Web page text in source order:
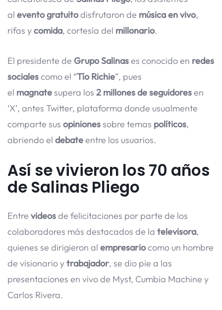
al evento gratuitodisfrutaron de música en vivo,
rifas ycomida, cortesía del millonario.
El presidente de Grupo Salinases conocido en redes
socialescomo el “Tío Richie”, pues
el magnatesupera los 2 millones de seguidoresen
‘X’, antes Twitter, plataforma donde usualmente
comparte sus opinionessobre temas políticos,
abriendo el debateentre los usuarios.
Así se vivieron los 70 años
de Salinas Pliego
Entre videosde felicitaciones por parte de los
colaboradores más destacados de la televisora,
quienes se dirigieron al empresariocomo un hombre
de visionario ytrabajador, se dio pie a las
presentaciones en vivo de Myst, Cumbia Machine y
Carlos Rivera.